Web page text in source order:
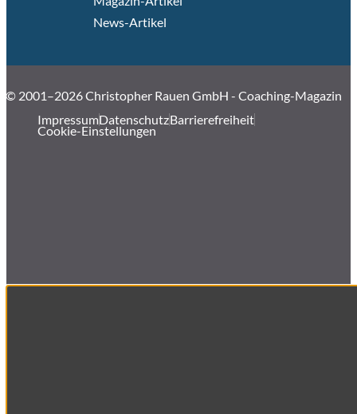
News-Artikel
© 2001–2026 Christopher Rauen GmbH - Coaching-Magazin
ImpressumDatenschutzBarrierefreiheit
Cookie-Einstellungen